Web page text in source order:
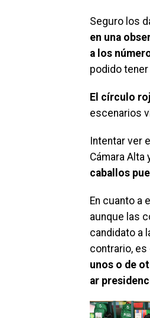
Seguro los
en una
a los
podido
El círculo
escenarios
Intentar ver
Cámara A lta
caballos
En cuanto a
aunque las
candidato a
contrario, es
unos o de
ar